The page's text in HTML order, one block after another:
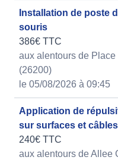
Installation de poste
souris
386€ TTC
aux alentours de
(26200)
le 05/08/2026 à 09:45
Application de
sur surfaces et câbles
240€ TTC
aux alentours de Allee